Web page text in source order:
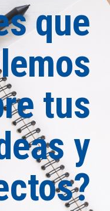
que
tus
y